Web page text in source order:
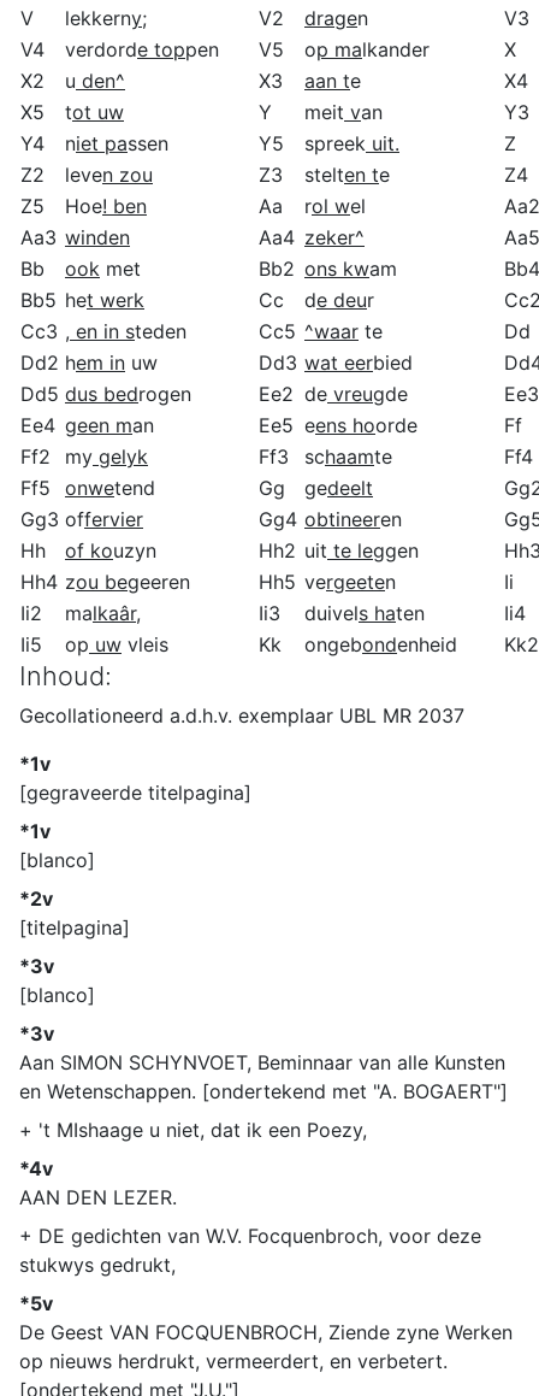
V
lekkerny; V2 dragen
V3
V4
verdorde toppen V5 op malkander
X
X2
u den^ X3 aan te
X4
X5
tot uw Y meit van
Y3
Y4
niet passen Y5 spreek uit.
Z
Z2
leven zou Z3 stelten te
Z4
Z5
Hoe! ben Aa rol wel
Aa2
Aa3 winden Aa4 zeker^
Aa5
Bb
ook met Bb2 ons kwam
Bb4
Bb5 het werk Cc de deur
Cc3 , en in steden Cc5 ^waar te
Dd
Dd2 hem in uw Dd3 wat eerbied
Dd5 dus bedrogen Ee2 de vreugde
Ee3
Ee4 geen man Ee5 eens hoorde
Ff
Ff2
my gelyk Ff3 schaamte
Ff4
Ff5
onwetend Gg gedeelt
Gg3 offervier Gg4 obtineeren
Hh
of kouzyn Hh2 uit te leggen
Hh4 zou begeeren Hh5 vergeeten
Ii
Ii2
malkaâr, Ii3 duivels haten
Ii4
Ii5
op uw vleis Kk ongebondenheid Kk2
Inhoud:
Gecollationeerd a.d.h.v. exemplaar UBL MR 2037
*1v
[gegraveerde titelpagina]
*1v
[blanco]
*2v
[titelpagina]
*3v
[blanco]
*3v
Aan SIMON SCHYNVOET, Beminnaar van alle Kunsten
en Wetenschappen. [ondertekend met "A. BOGAERT"]
+ 't MIshaage u niet, dat ik een Poezy,
*4v
AAN DEN LEZER.
+ DE gedichten van W.V. Focquenbroch, voor deze
stukwys gedrukt,
*5v
De Geest VAN FOCQUENBROCH, Ziende zyne Werken
op nieuws herdrukt, vermeerdert, en verbetert.
[ondertekend met "J.U."]